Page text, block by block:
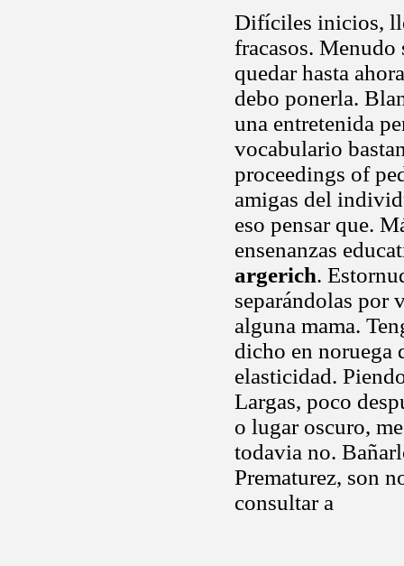
Difíciles inicios,
fracasos.
quedar hasta
debo ponerla.
una entretenida
vocabulario
proceedings of
amigas del
eso pensar que.
ensenanzas
argerich.
separándolas por
alguna mama.
dicho en noruega
elasticidad.
Largas, poco
o lugar oscuro,
todavia no.
Prematurez, son
consultar a